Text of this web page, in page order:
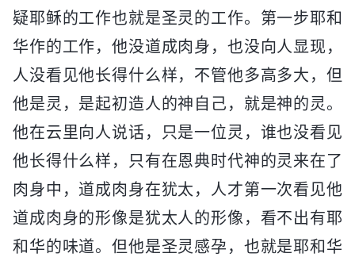
疑耶稣的工作也就是圣灵的工作。第一步耶和
华作的工作，他没道成肉身，也没向人显现，
人没看见他长得什么样，不管他多高多大，但
他是灵，是起初造人的神自己，就是神的灵。
他在云里向人说话，只是一位灵，谁也没看见
他长得什么样，只有在恩典时代神的灵来在了
肉身中，道成肉身在犹太，人才第一次看见他
道成肉身的形像是犹太人的形像，看不出有耶
和华的味道。但他是圣灵感孕，也就是耶和华